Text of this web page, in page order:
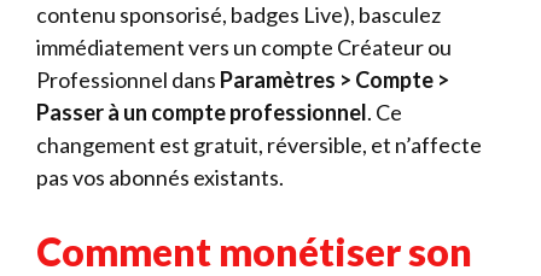
contenu sponsorisé, badges Live), basculez
immédiatement vers un compte Créateur ou
Professionnel dans Paramètres > Compte >
Passer à un compte professionnel. Ce
changement est gratuit, réversible, et n’affecte
pas vos abonnés existants.
Comment monétiser son